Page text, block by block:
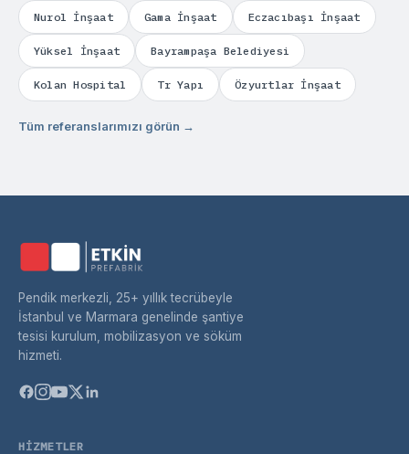
Nurol İnşaat Gama İnşaat Eczacıbaşı İnşaat
Yüksel İnşaat Bayrampaşa Belediyesi
Kolan Hospital Tr Yapı Özyurtlar İnşaat
Tüm referanslarımızı görün →
Pendik merkezli, 25+ yıllık tecrübeyle
İstanbul ve Marmara genelinde şantiye
tesisi kurulum, mobilizasyon ve söküm
hizmeti.
HIZMETLER